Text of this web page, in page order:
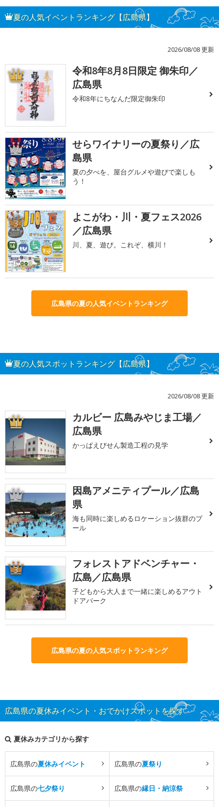
夏の人気イベントランキング【広島県】
2026/08/08 更新
1
令和8年8月8日限定 御朱印／
広島県
令和8年にちなんだ限定御朱印
2
せらワイナリーの夏祭り／広
島県
夏の夕べを、屋台グルメや遊びで楽しも
う！
3
よこがわ・川・夏フェス2026
／広島県
川、夏、遊び。これぞ、横川！
広島県の夏の人気イベントランキング
夏の人気スポットランキング【広島県】
2026/08/08 更新
1
カルビー 広島みやじま工場／
広島県
かっぱえびせん製造工程の見学
2
因島アメニティプール／広島
県
海も同時に楽しめるロケーション抜群のプ
ール
3
フォレストアドベンチャー・
広島／広島県
子どもから大人まで一緒に楽しめるアウト
ドアパーク
広島県の夏の人気スポットランキング
広島県の夏休みイベント・おでかけスポットを探す
夏休みカテゴリから探す
広島県の夏休みイベント 広島県の夏祭り
広島県の七夕祭り 広島県の縁日・納涼祭